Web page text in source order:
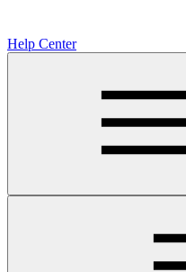
Help Center